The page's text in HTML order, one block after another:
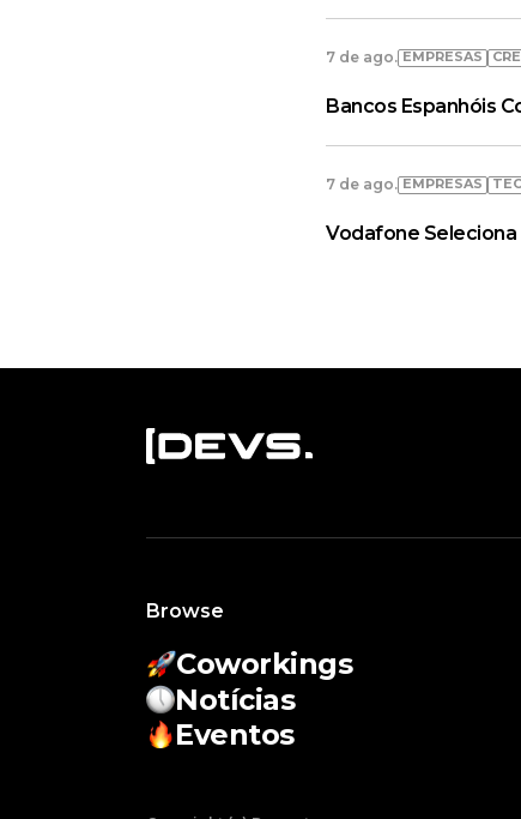
7 de ago. EMPRESAS
Bancos Espanhóis
7 de ago. EMPRESAS
Vodafone
Browse
Coworkings
Notícias
Eventos